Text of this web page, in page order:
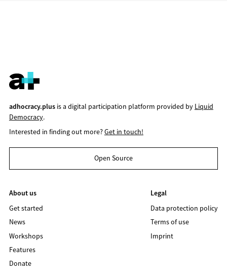
adhocracy.plusis a digital participation platform provided by Liquid
Democracy.
Interested in finding out more?Get in touch!
Open Source
About us
Get started
News
Workshops
Features
Donate
Legal
Data protection policy
Terms of use
Imprint